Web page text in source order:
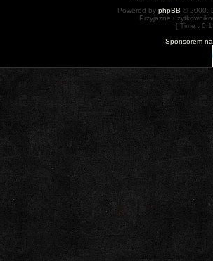
Powered by phpBB © 2000,
Przyjazne
[ Time :
Sponsorem